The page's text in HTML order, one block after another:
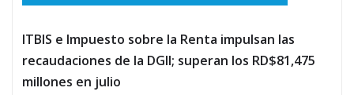
ITBIS e Impuesto sobre la Renta impulsan las
recaudaciones de la DGII; superan los RD$81,475
millones en julio